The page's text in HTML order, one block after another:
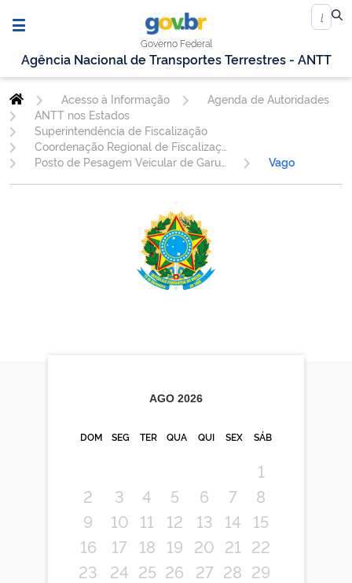
Governo Federal
Agência Nacional de Transportes Terrestres - ANTT
Acesso à Informação
Agenda de Autoridades
ANTT nos Estados
Superintendência de Fiscalização
Posto de Pesagem Veicular de Garuva/SC
Vago
AGO 2026
DOM SEG TER QUA QUI SEX SÁB
1
2
3 4 5 6 7
8
9
10 11 12 13 14
15
16
17 18 19 20 21
22
23
24 25 26 27 28 29